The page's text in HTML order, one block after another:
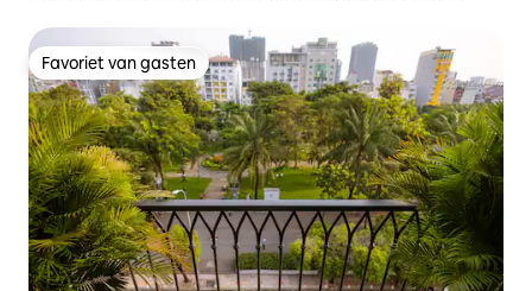
Favoriet van gasten
Favoriet van gasten